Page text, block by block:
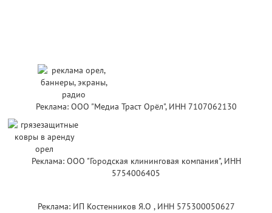
Реклама: ООО "Медиа Траст Орёл", ИНН 7107062130
Реклама: ООО "Городская клининговая компания", ИНН
5754006405
Реклама: ИП Костенников Я.О , ИНН 575300050627